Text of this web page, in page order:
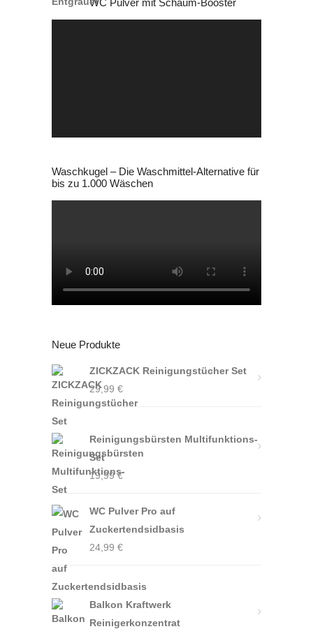
19,99 €4,99 €.
Waschkugel – Die Waschmittel-Alternative für
bis zu 1.000 Wäschen
Neue Produkte
ZICKZACK Reinigungstücher Set
29,99 €
Reinigungsbürsten Multifunktions-
Set
19,99€
WC Pulver Pro auf
Zuckertendsidbasis
24,99 €
Balkon Kraftwerk
Reinigerkonzentrat